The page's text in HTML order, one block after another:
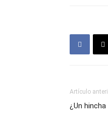
Artículo
¿Un